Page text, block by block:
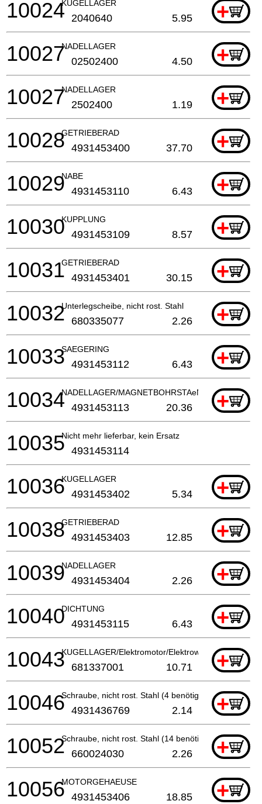
KUGELLAGER +
10024 2040640 5.95
NADELLAGER +
10027 02502400 4.50
NADELLAGER +
10027 2502400 1.19
GETRIEBERAD +
10028 4931453400 37.70
NABE +
10029 4931453110 6.43
KUPPLUNG +
10030 4931453109 8.57
GETRIEBERAD +
10031 4931453401 30.15
Unterlegscheibe, nicht rost. Stahl +
10032 680335077 2.26
SAEGERING +
10033 4931453112 6.43
NADELLAGER/MAGNETBOHRSTAeNDER+
10034 4931453113 20.36
Nicht mehr lieferbar, kein Ersatz
10035 4931453114
KUGELLAGER +
10036 4931453402 5.34
GETRIEBERAD +
10038 4931453403 12.85
NADELLAGER +
10039 4931453404 2.26
DICHTUNG +
10040 4931453115 6.43
KUGELLAGER/Elektromotor/Elektrowerkzeug
+
10043 681337001 10.71
Schraube, nicht rost. Stahl (4 benötigt) +
10046 4931436769 2.14
Schraube, nicht rost. Stahl (14 benötigt) +
10052 660024030 2.26
MOTORGEHAEUSE +
10056 4931453406 18.85